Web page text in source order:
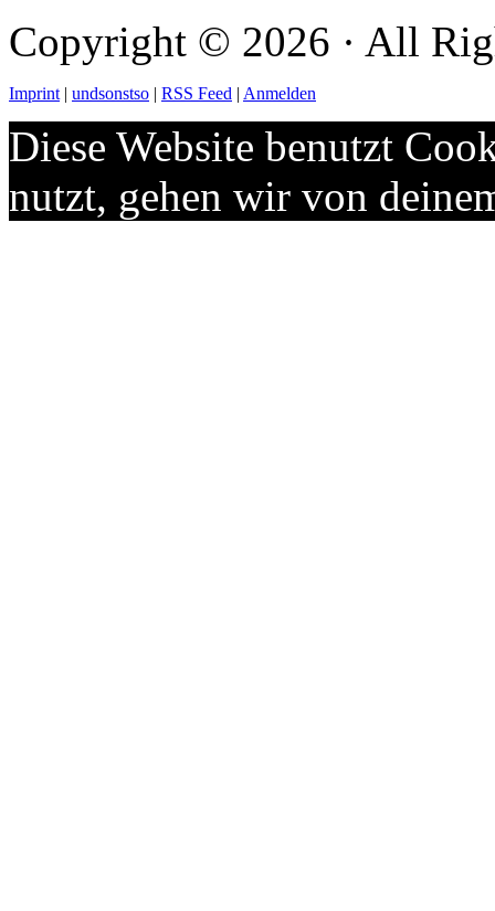
Copyright © 2026 · All
Imprint| undsonstso | RSS Feed | Anmelden
Diese Website benutzt
nutzt, gehen wir von